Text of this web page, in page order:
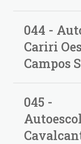
044 -
Cariri
Campos
045 -